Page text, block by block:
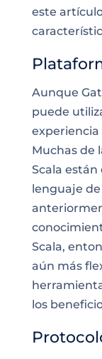
este
Aunque
puede
experiencia
Muchas de
Scala
lenguaje
Scala,
aún más
los